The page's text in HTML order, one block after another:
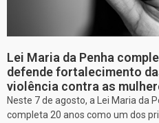
Lei Maria da Penha
defende fortalecimento
violência contra as
Neste 7 de agosto, a Lei Maria da
completa 20 anos como um dos